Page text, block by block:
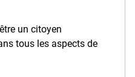
un citoyen
tous les aspects de